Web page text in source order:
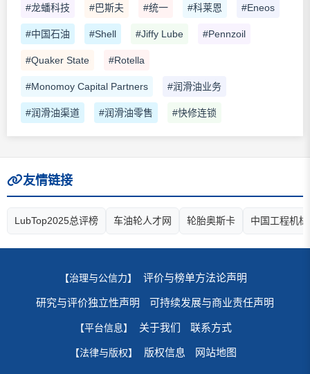
#龙蟠科技 #巴斯夫 #统一 #科莱恩 #Eneos
#中国石油 #Shell #Jiffy Lube #Pennzoil
#Quaker State #Rotella
#Monomoy Capital Partners #润滑油业务
#润滑油渠道 #润滑油零售 #快修连锁
友情链接
LubTop2025总评榜 车油轮人才网 轮胎奥斯卡 中国工程机
【治理与公信力】 评价与榜单方法论声明
研究与评价独立性声明 可持续发展与商业责任声明
【平台信息】 关于我们 联系方式
【法律与版权】 版权信息 网站地图